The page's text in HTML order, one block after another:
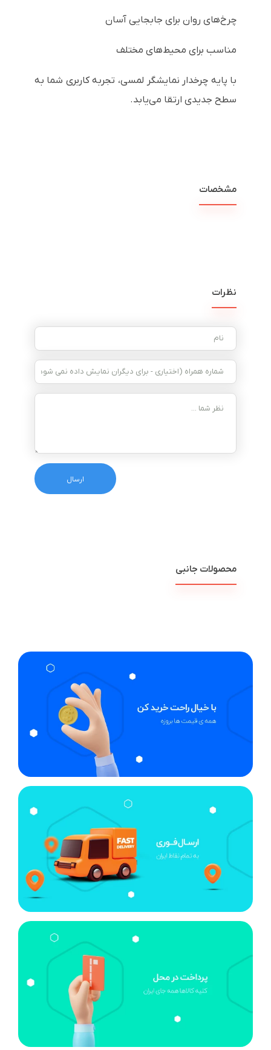
چرخ‌های روان برای جابجایی آسان
مناسب برای محیط‌های مختلف
با پایه چرخدار نمایشگر لمسی، تجربه کاربری شما به
سطح جدیدی ارتقا می‌یابد.
مشخصات
نظرات
محصولات جانبی